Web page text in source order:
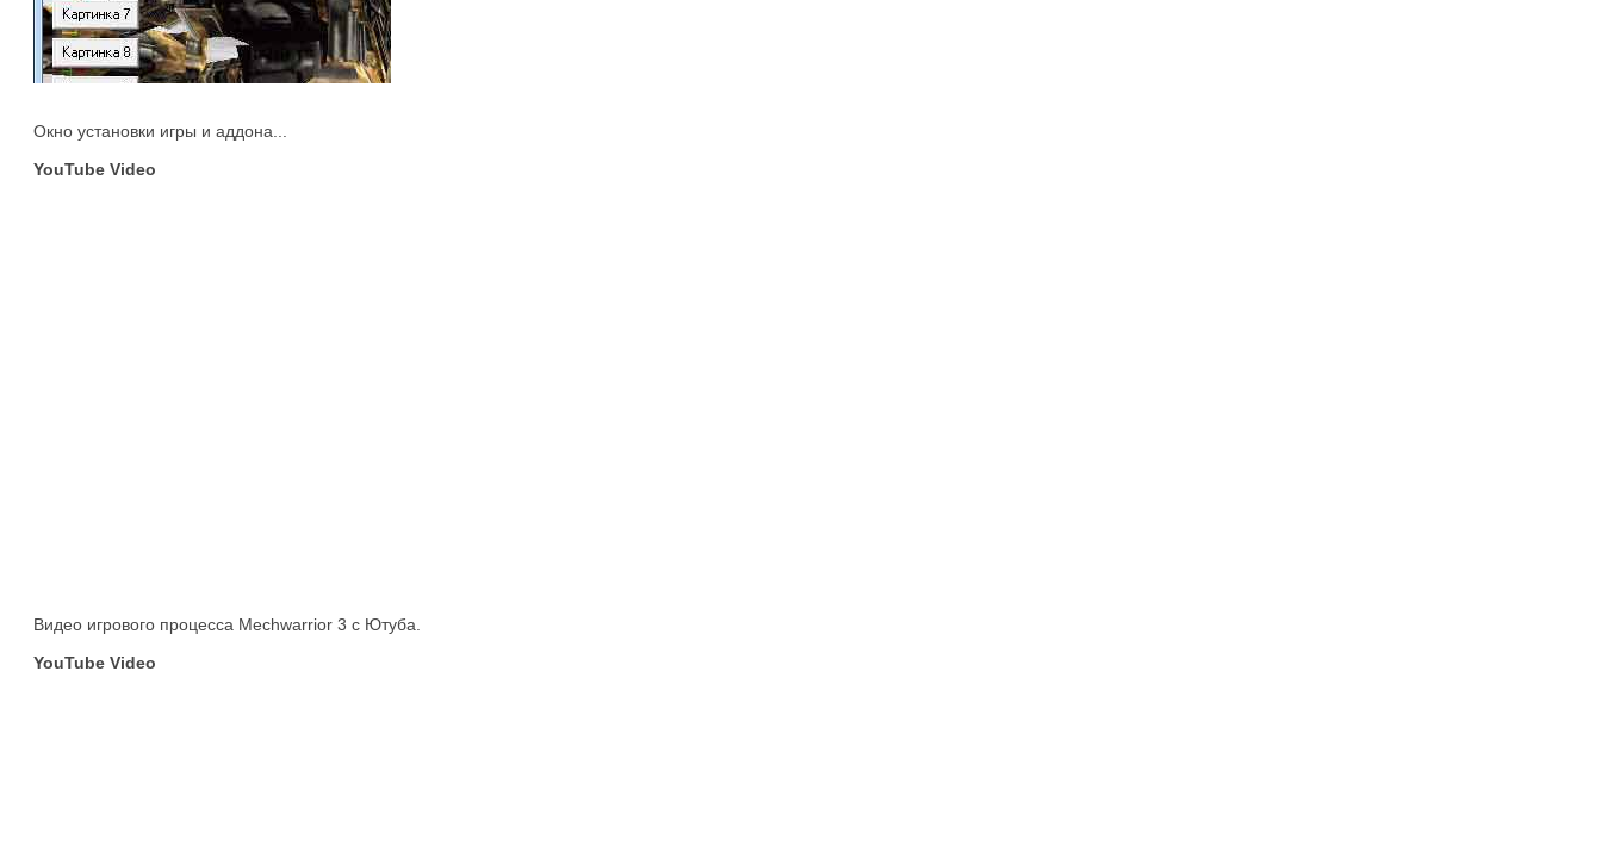
Окно установки игры и аддона...
YouTube Video
Видео игрового процесса Mechwarrior 3 с Ютуба.
YouTube Video